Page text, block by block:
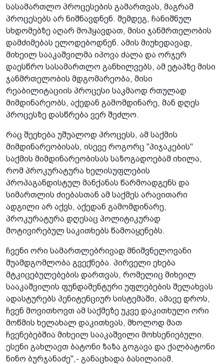
სასამართლო პროცესების გამართვას, მაგრამ
პროცესებს არ ნიშნავდნენ. შემდეგ, ჩანიშნულ
სხდომებზე აღარ მოჰყავდათ, მისი ჯანმრთელობის
დამძიმებას ელოდებოდნენ. ამის მიუხედავად,
მიხეილ სააკაშვილმა იპოვა ძალა და ორჯერ
დაესწრო სასამართლო განხილვებს, ამ ეტაპზე მისი
ჯანმრთელობის მდგომარეობა, მისი
რეაბილიტაციის პროცესი საკმაოდ რთულად
მიმდინარეობს, აქედან გამომდინარე, მან დღეს
პროცესზე დასწრება ვერ შეძლო.
რაც შეეხება უშუალოდ პროცესს, ამ საქმის
მიმდინარეობისას, ისევე როგორც "პიჯაკების"
საქმის მიმდინარეობისას საზოგადოებამ იხილა,
რომ პროკურატურა ხელისუფლების
პროპაგანდისტულ მანქანას წარმოადგენს და
სიმართლის ძიებასთან ამ საქმეს არავითარი
ადგილი არ აქვს, აქედან გამომდინარე,
პროკურატურა დღესაც პოლიტიკურად
მოტივირებულ საკითხებს წამოაყენებს.
ჩვენი ორი სამართლებრივად მნიშვნელოვანი
შუამდგომლობა გვექნება. პირველი ეხება
მტკიცებულებების დართვას, რომელიც მიხეილ
სააკაშვილის ფუნდამენტური უფლებების შელახვას
ადასტურებს პენიტენციურ სისტემაში, ამავე დროს,
ჩვენ მოვითხოვთ ამ საქმეზე უკვე დაკითხული ორი
მოწმის ხელახალ დაკითხვას, მხოლოდ მათ
ჩვენებებშია მიხეილ სააკაშვილი მოხსენიებული.
ესენი გახლავთ ბატონი ზაზა გოგავა და ქალბატონი
ნინო ბურჯანაძე",- განაცხადა ბასილაიამ.